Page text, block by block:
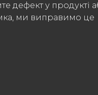
дефект у продукті
ми виправимо це